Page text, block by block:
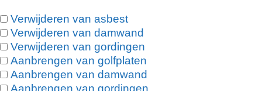
Verwijderen van asbest
Verwijderen van damwand
Verwijderen van gordingen
Aanbrengen van golfplaten
Aanbrengen van damwand
Aanbrengen van gordingen